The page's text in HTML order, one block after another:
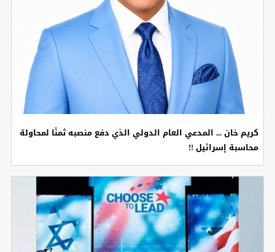
كريم خان ... المدعي العام الدولي الذي دفع منصبه ثمنًا لمحاولة
محاسبة إسرائيل !!